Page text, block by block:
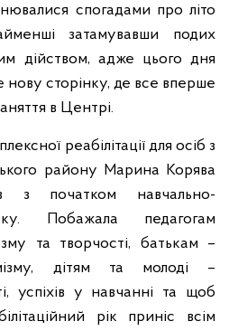
спогадами про літо
затамувавши подих
дійством, адже цього дня
нову сторінку, де все вперше
в Центрі.
реабілітації для осіб з
району Марина Корява
з початком навчально-
Побажала педагогам
та творчості, батькам –
дітям та молоді –
успіхів у навчанні та щоб
рік приніс всім